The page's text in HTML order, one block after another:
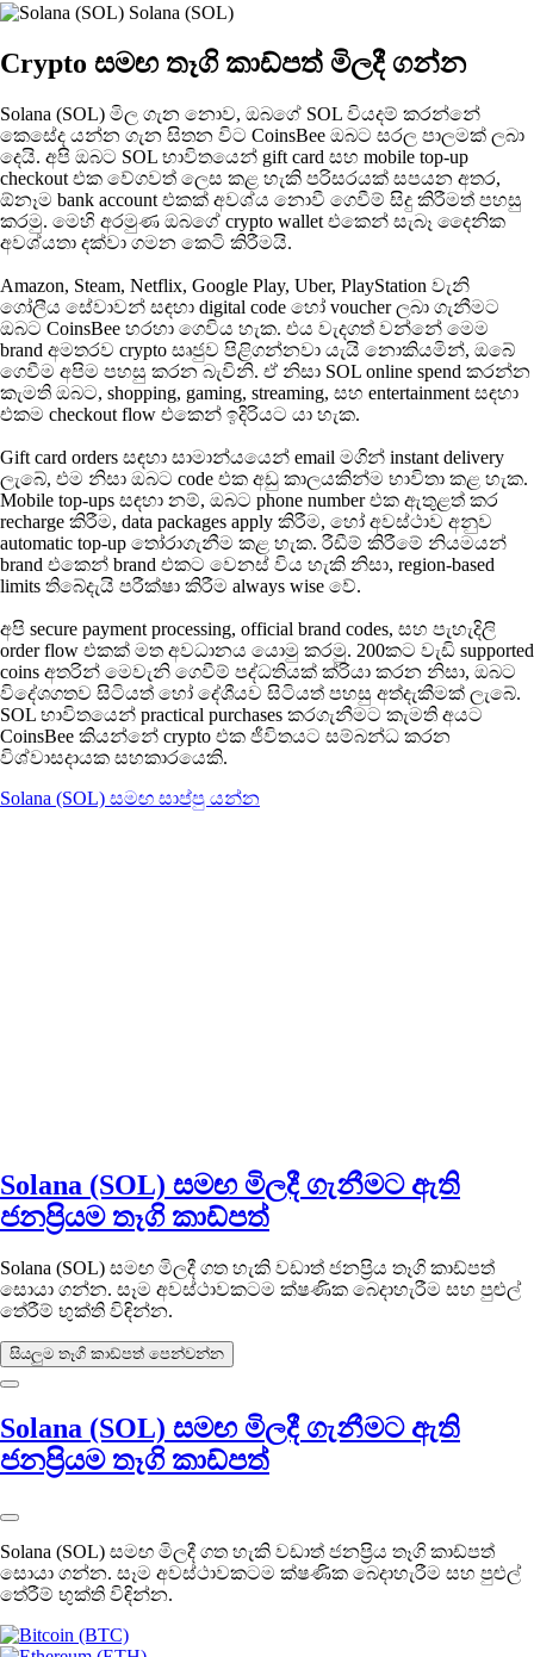
Solana (SOL)
Crypto සමඟ තෑගි කාඩ්පත් මිලදී ගන්න
Solana (SOL) මිල ගැන නොව, ඔබගේ SOL වියදම් කරන්නේ
කෙසේද යන්න ගැන සිතන විට CoinsBee ඔබට සරල පාලමක් ලබා
දෙයි. අපි ඔබට SOL භාවිතයෙන් gift card සහ mobile top-up
checkout එක වේගවත් ලෙස කළ හැකි පරිසරයක් සපයන අතර,
ඕනෑම bank account එකක් අවශ්ය නොවී ගෙවීම් සිදු කිරීමත් පහසු
කරමු. මෙහි අරමුණ ඔබගේ crypto wallet එකෙන් සැබෑ දෛනික
අවශ්යතා දක්වා ගමන කෙටි කිරීමයි.
Amazon, Steam, Netflix, Google Play, Uber, PlayStation වැනි
ගෝලීය සේවාවන් සඳහා digital code හෝ voucher ලබා ගැනීමට
ඔබට CoinsBee හරහා ගෙවිය හැක. එය වැදගත් වන්නේ මෙම
brand අමතරව crypto සෘජුව පිළිගන්නවා යැයි නොකියමින්, ඔබේ
ගෙවීම අපිම පහසු කරන බැවිනි. ඒ නිසා SOL online spend කරන්න
කැමති ඔබට, shopping, gaming, streaming, සහ entertainment සඳහා
එකම checkout flow එකෙන් ඉදිරියට යා හැක.
Gift card orders සඳහා සාමාන්යයෙන් email මගින් instant delivery
ලැබේ, එම නිසා ඔබට code එක අඩු කාලයකින්ම භාවිතා කළ හැක.
Mobile top-ups සඳහා නම්, ඔබට phone number එක ඇතුළත් කර
recharge කිරීම, data packages apply කිරීම, හෝ අවස්ථාව අනුව
automatic top-up තෝරාගැනීම කළ හැක. රීඩීම් කිරීමේ නියමයන්
brand එකෙන් brand එකට වෙනස් විය හැකි නිසා, region-based
limits තිබේදැයි පරීක්ෂා කිරීම always wise වේ.
අපි secure payment processing, official brand codes, සහ පැහැදිලි
order flow එකක් මත අවධානය යොමු කරමු. 200කට වැඩි supported
coins අතරින් මෙවැනි ගෙවීම් පද්ධතියක් ක්රියා කරන නිසා, ඔබට
විදේශගතව සිටියත් හෝ දේශීයව සිටියත් පහසු අත්දැකීමක් ලැබේ.
SOL භාවිතයෙන් practical purchases කරගැනීමට කැමති අයට
CoinsBee කියන්නේ crypto එක ජීවිතයට සම්බන්ධ කරන
විශ්වාසදායක සහකාරයෙකි.
Solana (SOL) සමඟ සාප්පු යන්න
Solana (SOL) සමඟ මිලදී ගැනීමට ඇති
ජනප්‍රියම තෑගි කාඩ්පත්
Solana (SOL) සමඟ මිලදී ගත හැකි වඩාත් ජනප්‍රිය තෑගි කාඩ්පත්
සොයා ගන්න. සෑම අවස්ථාවකටම ක්ෂණික බෙදාහැරීම සහ පුළුල්
තේරීම් භුක්ති විඳින්න.
සියලුම තෑගි කාඩ්පත් පෙන්වන්න
Solana (SOL) සමඟ මිලදී ගැනීමට ඇති
ජනප්‍රියම තෑගි කාඩ්පත්
Solana (SOL) සමඟ මිලදී ගත හැකි වඩාත් ජනප්‍රිය තෑගි කාඩ්පත්
සොයා ගන්න. සෑම අවස්ථාවකටම ක්ෂණික බෙදාහැරීම සහ පුළුල්
තේරීම් භුක්ති විඳින්න.